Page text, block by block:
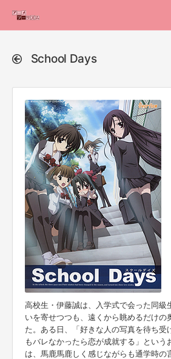
School Days
高校生・伊藤誠は、入学式で会った同級
いを寄せつつも、遠くから眺めるだけの
た。ある日、「好きな人の写真を待ち受
もバレなかったら恋が成就する」という
は、馬鹿馬鹿しく感じながらも通学時の